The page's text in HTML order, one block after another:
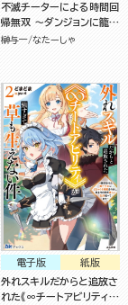
不滅チーターによる時間回
帰無双 ～ダンジョンに籠っ
て1万年。最弱だった俺が
榊与一 なたーしゃ
紙版
電子版
外れスキルだからと追放さ
れた《∞チートアビリティ》